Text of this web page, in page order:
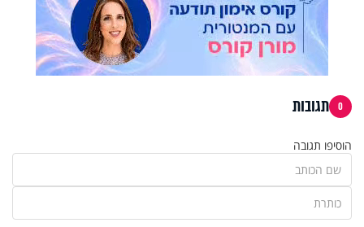
0 תגובות
הוסיפו תגובה